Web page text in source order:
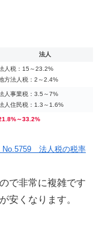
法人
人税：15～23.2%
方法人税：2～2.4%
人事業税：3.5～7%
人住民税：1.3～1.6%
～33.2%
No.5759 法人税の税率
で非常に複雑です
安くなります。